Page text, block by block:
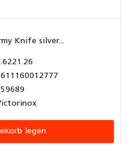
Knife silver...
legen